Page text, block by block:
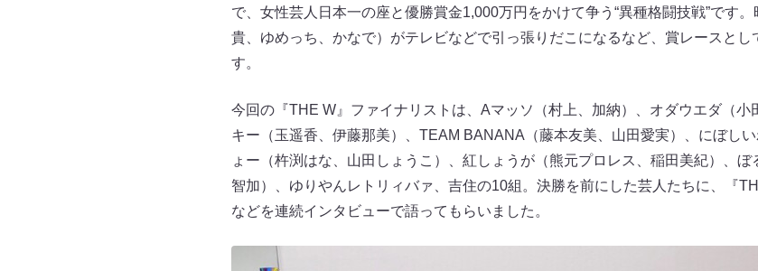
で、女性芸人日本一の座と優勝賞金1,000万円をかけて争う“異種格闘技戦”です
貴、ゆめっち、かなで）がテレビなどで引っ張りだこになるなど、賞レースとし
す。
今回の『THE W』ファイナリストは、Aマッソ（村上、加納）、オダウエダ（小
キー（玉遥香、伊藤那美）、TEAM BANANA（藤本友美、山田愛実）、にぼし
ょー（杵渕はな、山田しょうこ）、紅しょうが（熊元プロレス、稲田美紀）、
智加）、ゆりやんレトリィバァ、吉住の10組。決勝を前にした芸人たちに、『
などを連続インタビューで語ってもらいました。